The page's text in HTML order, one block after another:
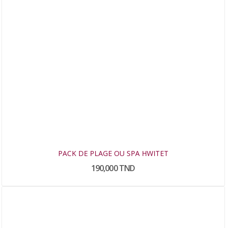
PACK DE PLAGE OU SPA HWITET
190,000 TND